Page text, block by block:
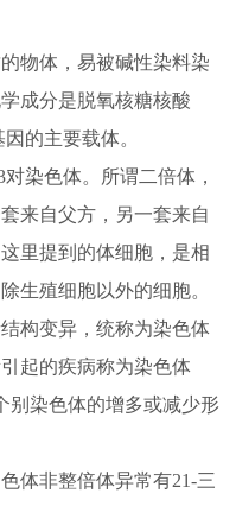
体，易被碱性染料染
成分是脱氧核糖核酸
的主要载体。
染色体。所谓二倍体，
来自父方，另一套来自
里提到的体细胞，是相
生殖细胞以外的细胞。
构变异，统称为染色体
起的疾病称为染色体
别染色体的增多或减少形
非整倍体异常有21-三